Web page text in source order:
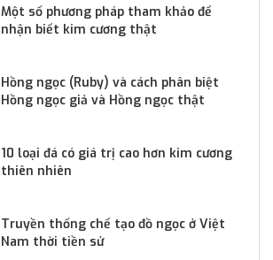
Một số phương pháp tham khảo để
nhận biết kim cương thật
Hồng ngọc (Ruby) và cách phân biệt
Hồng ngọc giả và Hồng ngọc thật
10 loại đá có giá trị cao hơn kim cương
thiên nhiên
Truyền thống chế tạo đồ ngọc ở Việt
Nam thời tiền sử